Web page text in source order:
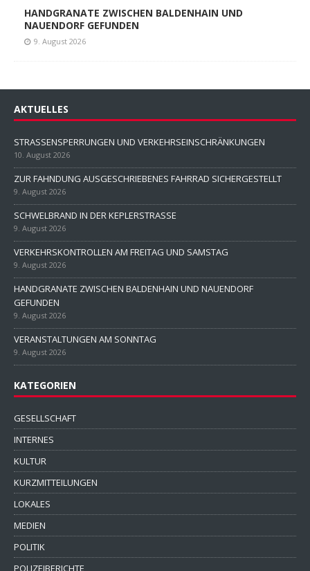
HANDGRANATE ZWISCHEN BALDENHAIN UND
NAUENDORF GEFUNDEN
9. August 2026
AKTUELLES
STRASSENSPERRUNGEN UND VERKEHRSEINSCHRÄNKUNGEN
10. August 2026
ZUR FAHNDUNG AUSGESCHRIEBENES FAHRRAD SICHERGESTELLT
9. August 2026
SCHWELBRAND IN DER KEPLERSTRASSE
9. August 2026
VERKEHRSKONTROLLEN AM FREITAG UND SAMSTAG
9. August 2026
HANDGRANATE ZWISCHEN BALDENHAIN UND NAUENDORF
GEFUNDEN
9. August 2026
VERANSTALTUNGEN AM SONNTAG
9. August 2026
KATEGORIEN
GESELLSCHAFT
INTERNES
KULTUR
KURZMITTEILUNGEN
LOKALES
MEDIEN
POLITIK
POLIZEIBERICHTE